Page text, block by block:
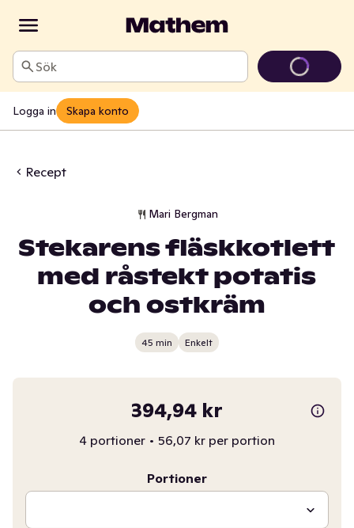
Sök
Logga in Skapa konto
Recept
Mari Bergman
Stekarens fläskkotlett
med råstekt potatis
och ostkräm
45 min Enkelt
394,94 kr
4 portioner • 56,07 kr per portion
Portioner